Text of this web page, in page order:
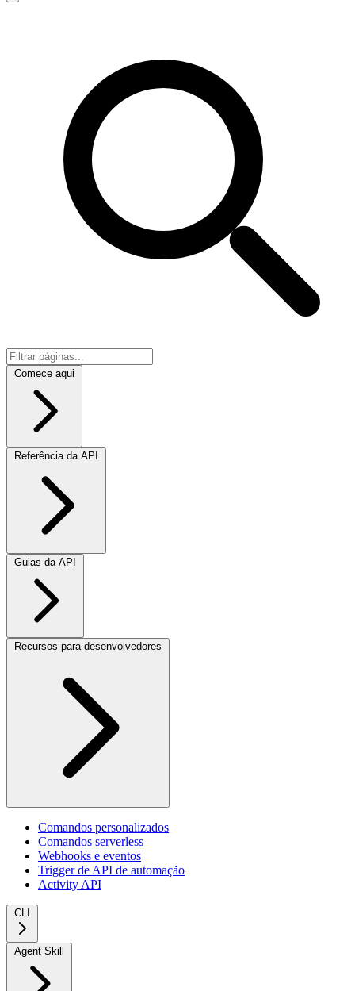
Comece aqui
Referência da API
Guias da API
Recursos para desenvolvedores
Comandos personalizados
Comandos serverless
Webhooks e eventos
Trigger de API de automação
Activity API
CLI
Agent Skill